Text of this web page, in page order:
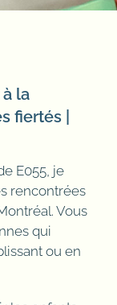
la
fiertés |
E055, je
rencontrées
Vous
qui
ou en